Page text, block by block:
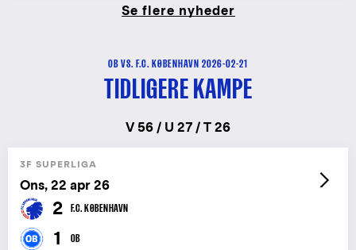
Se flere nyheder
OB VS. F.C. KØBENHAVN 2026-02-21
TIDLIGERE KAMPE
V 56 / U 27 / T 26
3F SUPERLIGA
Ons, 22 apr 26
2 F.C. KØBENHAVN
1 OB